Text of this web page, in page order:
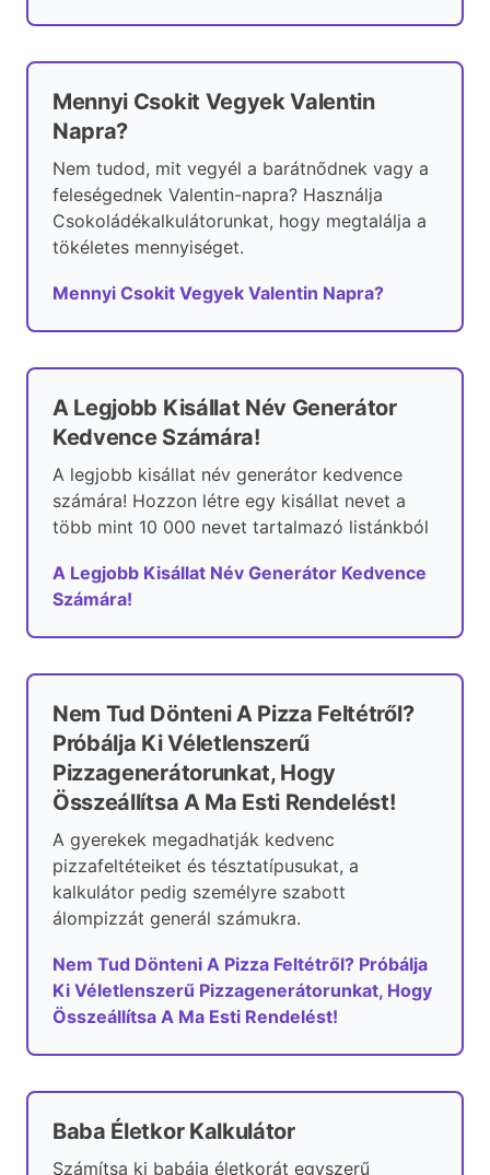
Mennyi Csokit Vegyek Valentin
Napra?
Nem tudod, mit vegyél a barátnődnek vagy a
feleségednek Valentin-napra? Használja
Csokoládékalkulátorunkat, hogy megtalálja a
tökéletes mennyiséget.
Mennyi Csokit Vegyek Valentin Napra?
A Legjobb Kisállat Név Generátor
Kedvence Számára!
A legjobb kisállat név generátor kedvence
számára! Hozzon létre egy kisállat nevet a
több mint 10 000 nevet tartalmazó listánkból
A Legjobb Kisállat Név Generátor Kedvence
Számára!
Nem Tud Dönteni A Pizza Feltétről?
Próbálja Ki Véletlenszerű
Pizzagenerátorunkat, Hogy
Összeállítsa A Ma Esti Rendelést!
A gyerekek megadhatják kedvenc
pizzafeltéteiket és tésztatípusukat, a
kalkulátor pedig személyre szabott
álompizzát generál számukra.
Nem Tud Dönteni A Pizza Feltétről? Próbálja
Ki Véletlenszerű Pizzagenerátorunkat, Hogy
Összeállítsa A Ma Esti Rendelést!
Baba Életkor Kalkulátor
Számítsa ki babája életkorát egyszerű